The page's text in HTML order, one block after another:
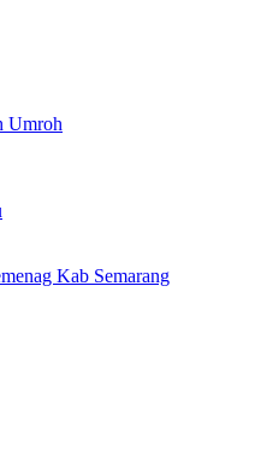
Umroh
Kab Semarang